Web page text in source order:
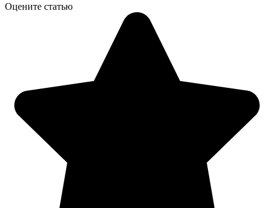
Оцените статью